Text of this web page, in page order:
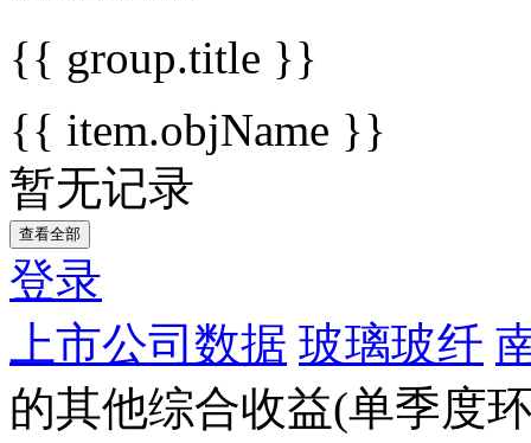
{{ group.title }}
{{ item.objName }}
暂无记录
查看全部
登录
上市公司数据 玻璃玻纤
的其他综合收益(单季度